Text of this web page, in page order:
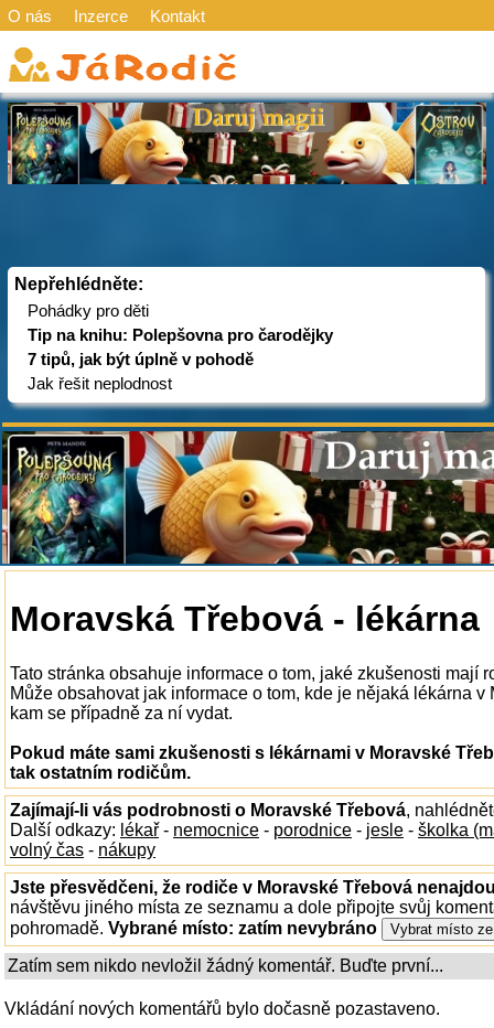
O nás Inzerce Kontakt
Nepřehlédněte:
Pohádky pro děti
Tip na knihu: Polepšovna pro čarodějky
7 tipů, jak být úplně v pohodě
Jak řešit neplodnost
Moravská Třebová - lékárna
Tato stránka obsahuje informace o tom, jaké zkušenosti mají
Může obsahovat jak informace o tom, kde je nějaká lékárna
kam se případně za ní vydat.
Pokud máte sami zkušenosti s lékárnami v Moravské
tak ostatním rodičům.
Zajímají-li vás podrobnosti o Moravské Třebová,
Další odkazy: lékař - nemocnice - porodnice - jesle - školka
volný čas - nákupy
Jste přesvědčeni, že rodiče v Moravské Třebová
návštěvu jiného místa ze seznamu a dole připojte svůj
pohromadě. Vybrané místo: zatím nevybráno
Zatím sem nikdo nevložil žádný komentář. Buďte první...
Vkládání nových komentářů bylo dočasně pozastaveno.